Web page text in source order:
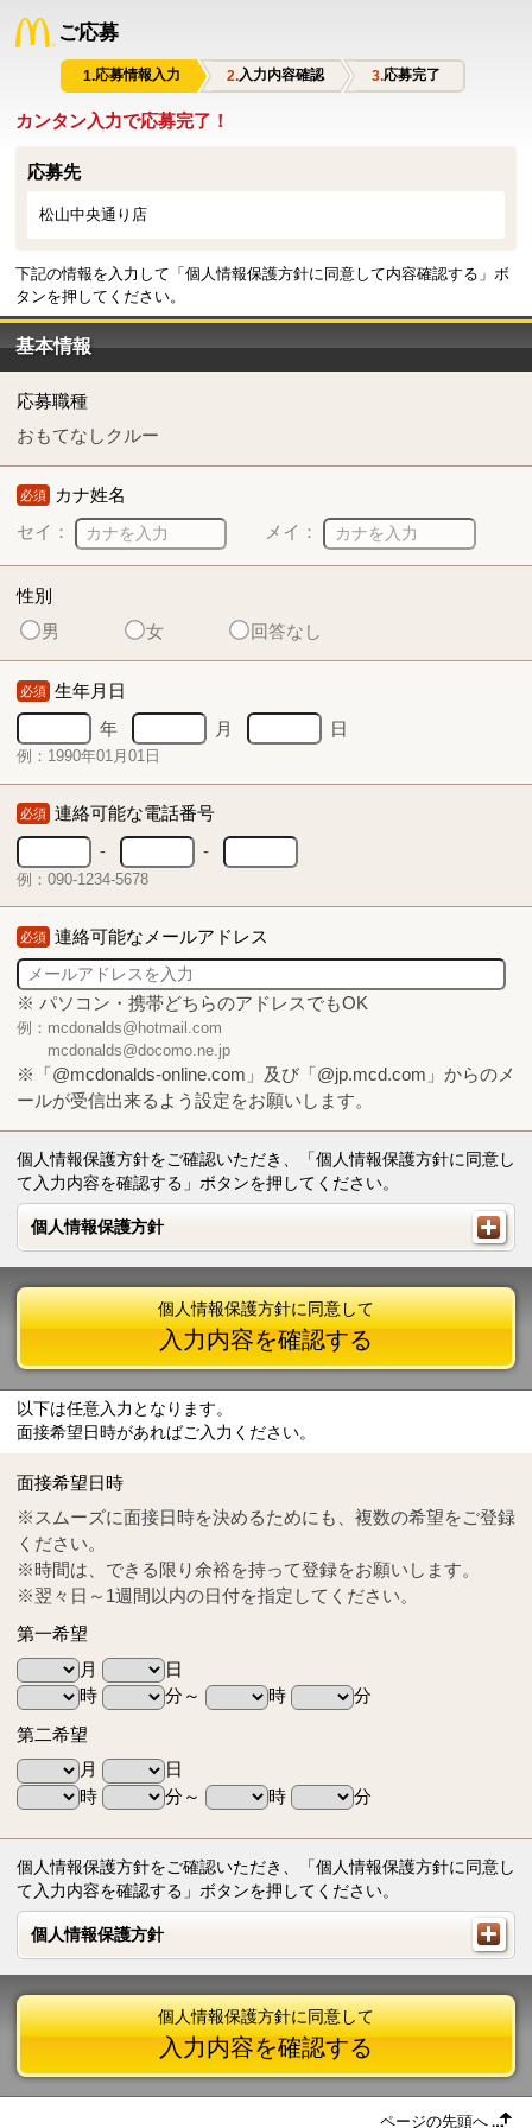
ご応募
応募情報入力 入力内容確認 応募完了
カンタン入力で応募完了！
応募先
松山中央通り店
下記の情報を入力して「個人情報保護方針に同意して内容確認する」ボ
タンを押してください。
基本情報
応募職種
おもてなしクルー
必須 カナ姓名
セイ：
メイ：
性別
男
女 回答なし
必須 生年月日
年
月 日
例：1990年01月01日
必須 連絡可能な電話番号
-
-
例：090-1234-5678
必須 連絡可能なメールアドレス
※ パソコン・携帯どちらのアドレスでもOK
例：mcdonalds@hotmail.com
mcdonalds@docomo.ne.jp
※「@mcdonalds-online.com」及び「@jp.mcd.com」からのメ
ールが受信出来るよう設定をお願いします。
個人情報保護方針をご確認いただき、「個人情報保護方針に同意し
て入力内容を確認する」ボタンを押してください。
個人情報保護方針
個人情報保護方針
Tel
0570-55-0314
個人情報保護方針に同意して
入力内容を確認する
以下は任意入力となります。
面接希望日時があればご入力ください。
面接希望日時
※スムーズに面接日時を決めるためにも、複数の希望をご登録
ください。
※時間は、できる限り余裕を持って登録をお願いします。
※翌々日～1週間以内の日付を指定してください。
第一希望
月
日
時
分～ 時
分
第二希望
月
日
時
分～ 時 分
個人情報保護方針をご確認いただき、「個人情報保護方針に同意し
て入力内容を確認する」ボタンを押してください。
個人情報保護方針
個人情報保護方針
個人情報保護方針に同意して
入力内容を確認する
ページの先頭へ